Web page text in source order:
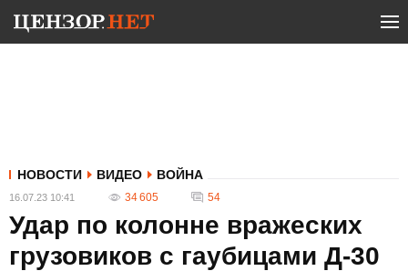
НОВОСТИ ВИДЕО ВОЙНА
16.07.23 10:41 34 605 54
Удар по колонне вражеских
грузовиков с гаубицами Д-30